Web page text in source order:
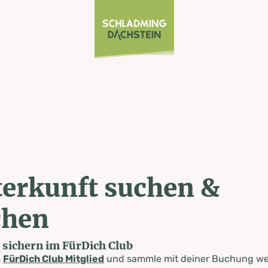
suchen &
im FürDich Club
FürDich Club Mitgliedund sammle mit deiner Buchung